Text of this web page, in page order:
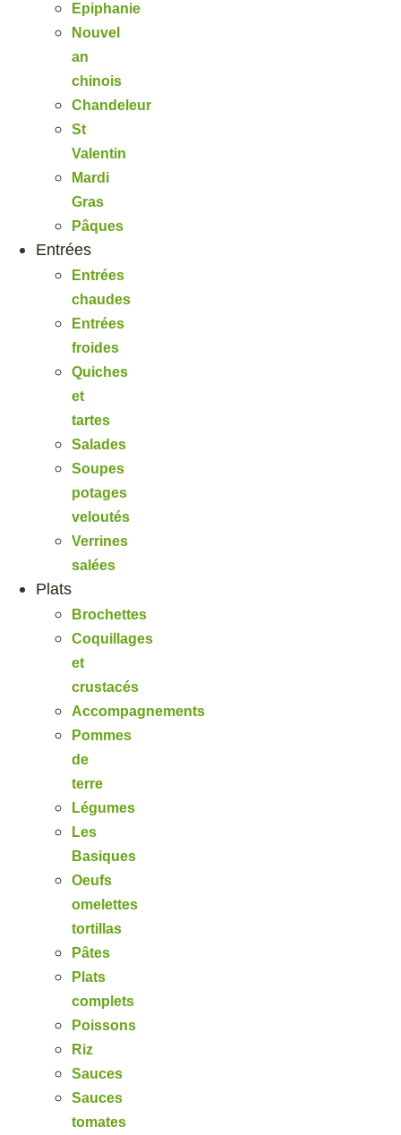
Epiphanie
Nouvel
an
chinois
Chandeleur
St
Valentin
Mardi
Gras
Pâques
Entrées
Entrées
chaudes
Entrées
froides
Quiches
et
tartes
Salades
Soupes
potages
veloutés
Verrines
salées
Plats
Brochettes
Coquillages
et
crustacés
Accompagnements
Pommes
de
terre
Légumes
Les
Basiques
Oeufs
omelettes
tortillas
Pâtes
Plats
complets
Poissons
Riz
Sauces
Sauces
tomates